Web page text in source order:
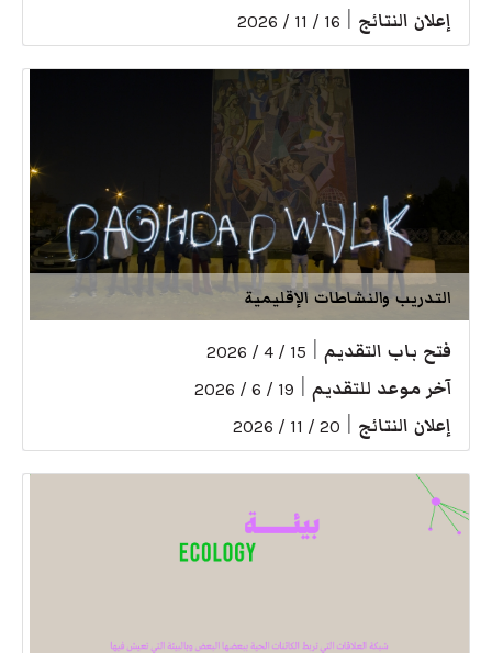
إعلان النتائج 16 / 11 / 2026
التدريب والنشاطات الإقليمية
فتح باب التقديم 15 / 4 / 2026
آخر موعد للتقديم 19 / 6 / 2026
إعلان النتائج 20 / 11 / 2026